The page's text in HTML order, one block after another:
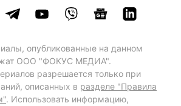
опубликованные на данном
ООО "ФОКУС МЕДИА".
разрешается только при
описанных в разделе "Правила
. Использовать информацию,